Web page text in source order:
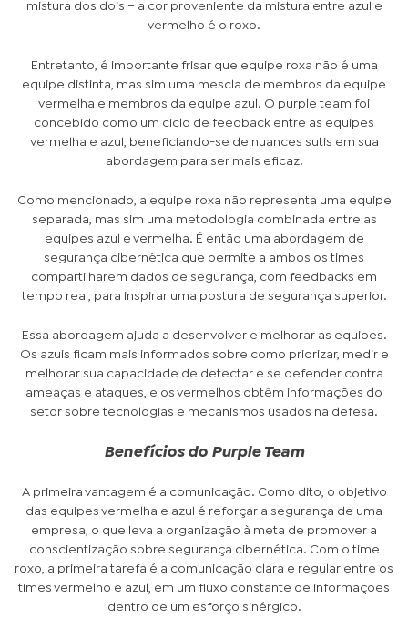
mistura dos dois – a cor proveniente da mistura entre azul e
vermelho é o roxo.
Entretanto, é importante frisar que equipe roxa não é uma
equipe distinta, mas sim uma mescla de membros da equipe
vermelha e membros da equipe azul. O purple team foi
concebido como um ciclo de feedback entre as equipes
vermelha e azul, beneficiando-se de nuances sutis em sua
abordagem para ser mais eficaz.
Como mencionado, a equipe roxa não representa uma equipe
separada, mas sim uma metodologia combinada entre as
equipes azul e vermelha. É então uma abordagem de
segurança cibernética que permite a ambos os times
compartilharem dados de segurança, com feedbacks em
tempo real, para inspirar uma postura de segurança superior.
Essa abordagem ajuda a desenvolver e melhorar as equipes.
Os azuis ficam mais informados sobre como priorizar, medir e
melhorar sua capacidade de detectar e se defender contra
ameaças e ataques, e os vermelhos obtêm informações do
setor sobre tecnologias e mecanismos usados na defesa.
Benefícios do Purple Team
A primeira vantagem é a comunicação. Como dito, o objetivo
das equipes vermelha e azul é reforçar a segurança de uma
empresa, o que leva a organização à meta de promover a
conscientização sobre segurança cibernética. Com o time
roxo, a primeira tarefa é a comunicação clara e regular entre os
times vermelho e azul, em um fluxo constante de informações
dentro de um esforço sinérgico.